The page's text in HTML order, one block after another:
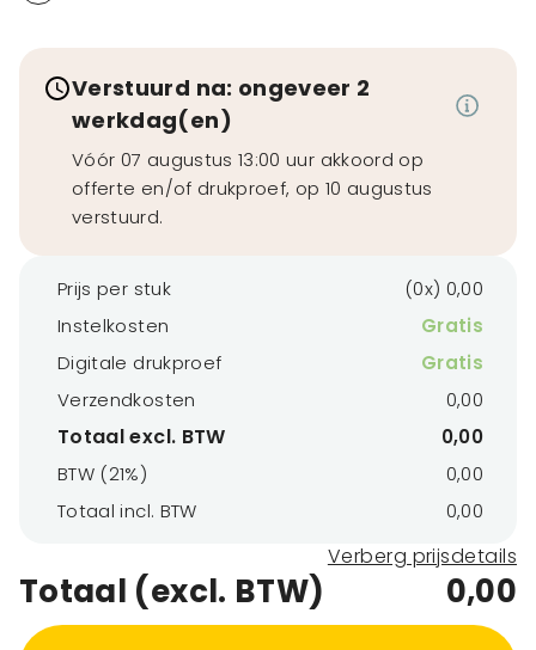
Verstuurd na: ongeveer 2
werkdag(en)
Vóór 07 augustus 13:00 uur akkoord op
offerte en/of drukproef, op 10 augustus
verstuurd.
Prijs per stuk
(0x) 0,00
Instelkosten
Gratis
Digitale drukproef
Gratis
Verzendkosten
0,00
Totaal excl. BTW
0,00
BTW (21%)
0,00
Totaal incl. BTW
0,00
Verberg prijsdetails
Totaal (excl. BTW) 0,00